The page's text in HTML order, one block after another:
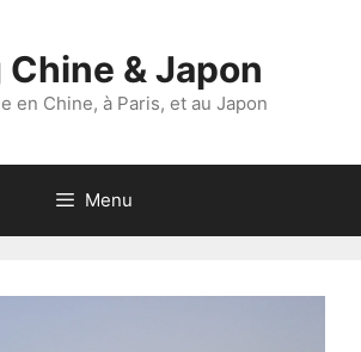
Chine & Japon
en Chine, à Paris, et au Japon
Menu